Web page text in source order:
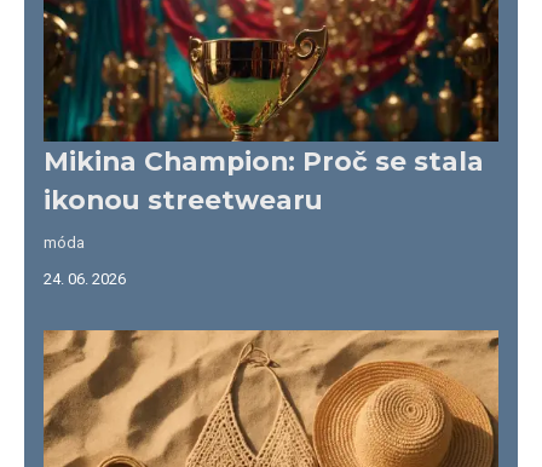
Mikina Champion: Proč se stala
ikonou streetwearu
móda
24. 06. 2026